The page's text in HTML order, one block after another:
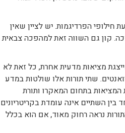
הפרדיגמות. יש לציין שאין
קון גם השווה זאת למהפכה צבאית
מציאות מדעית אחרת, כל זאת לא
שתי תורות אלו שולטות במדע
את המציאות בתחום המאקרו ותורת
השתיים אינה עומדת בקריטריונים
נראה רחוק מאוד, אם הוא בכלל